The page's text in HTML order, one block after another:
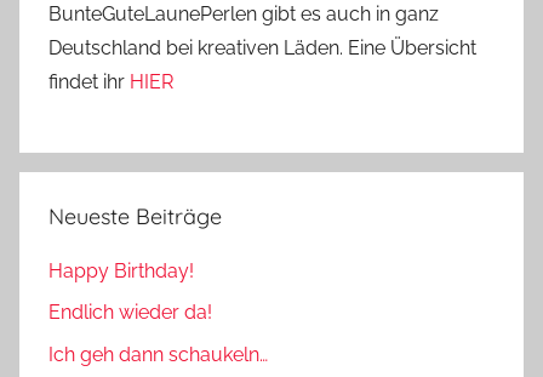
BunteGuteLaunePerlen gibt es auch in ganz
Deutschland bei kreativen Läden. Eine Übersicht
findet ihr HIER
Neueste Beiträge
Happy Birthday!
Endlich wieder da!
Ich geh dann schaukeln…